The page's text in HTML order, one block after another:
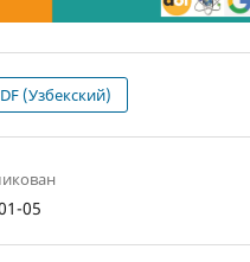
(Узбекский)
05